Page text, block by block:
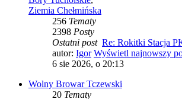
Ziemia Chełmińska
256 Tematy
2398 Posty
Ostatni post Re: Rokitki Stacja
autor: Igor Wyświetl najnowszy
6 sie 2026, o 20:13
Wolny Browar Tczewski
20 Tematy